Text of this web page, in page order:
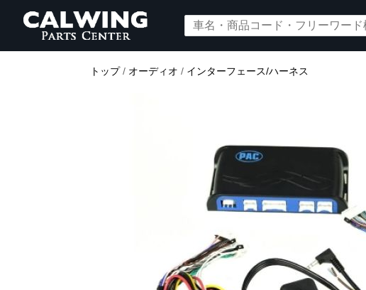
トップ/ オーディオ / インターフェース/ハーネス